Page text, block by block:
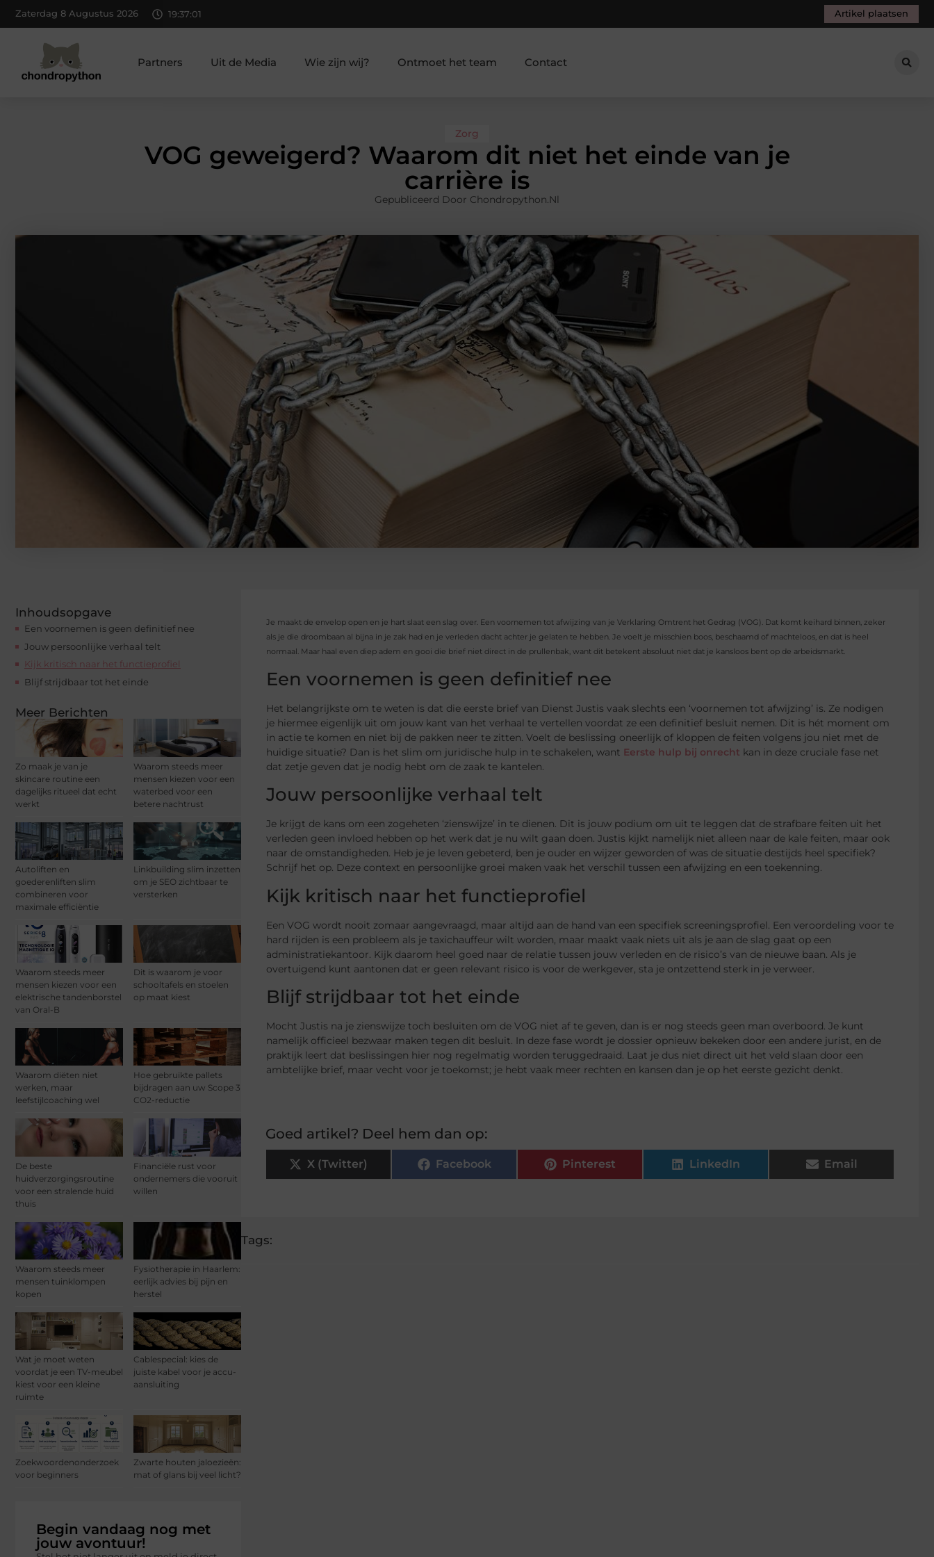
Zaterdag 8 Augustus 2026 19:37:03 Artikel plaatsen
Partners Uit de Media Wie zijn wij? Ontmoet het team Contact
Zorg
VOG geweigerd? Waarom dit niet het einde van je
carrière is
Gepubliceerd Door Chondropython.nl
Inhoudsopgave
Een voornemen is geen definitief nee
Jouw persoonlijke verhaal telt
Kijk kritisch naar het functieprofiel
Blijf strijdbaar tot het einde
Meer Berichten
Zo maak je van je
skincare routine een
dagelijks ritueel dat echt
werkt
Waarom steeds meer
mensen kiezen voor een
waterbed voor een
betere nachtrust
Autoliften en
goederenliften slim
combineren voor
maximale efficiëntie
Linkbuilding slim inzetten
om je SEO zichtbaar te
versterken
Waarom steeds meer
mensen kiezen voor een
elektrische tandenborstel
van Oral-B
Dit is waarom je voor
schooltafels en stoelen
op maat kiest
Waarom diëten niet
werken, maar
leefstijlcoaching wel
Hoe gebruikte pallets
bijdragen aan uw Scope 3
CO2-reductie
De beste
huidverzorgingsroutine
voor een stralende huid
thuis
Financiële rust voor
ondernemers die vooruit
willen
Waarom steeds meer
mensen tuinklompen
kopen
Fysiotherapie in Haarlem:
eerlijk advies bij pijn en
herstel
Wat je moet weten
voordat je een TV-meubel
kiest voor een kleine
ruimte
Cablespecial: kies de
juiste kabel voor je accu-
aansluiting
Zoekwoordenonderzoek
voor beginners
Zwarte houten jaloezieën:
mat of glans bij veel licht?
Begin vandaag nog met
jouw avontuur!
Je maakt de envelop open en je hart slaat een slag over. Een voornemen tot afwijzing van je Verklaring Omtrent het Gedrag (VOG). Dat komt keihard binnen, zeker
als je die droombaan al bijna in je zak had en je verleden dacht achter je gelaten te hebben. Je voelt je misschien boos, beschaamd of machteloos, en dat is heel
normaal. Maar haal even diep adem en gooi die brief niet direct in de prullenbak, want dit betekent absoluut niet dat je kansloos bent op de arbeidsmarkt.
Een voornemen is geen definitief nee
Het belangrijkste om te weten is dat die eerste brief van Dienst Justis vaak slechts een ‘voornemen tot afwijzing’ is. Ze nodigen
je hiermee eigenlijk uit om jouw kant van het verhaal te vertellen voordat ze een definitief besluit nemen. Dit is hét moment om
in actie te komen en niet bij de pakken neer te zitten. Voelt de beslissing oneerlijk of kloppen de feiten volgens jou niet met de
huidige situatie? Dan is het slim om juridische hulp in te schakelen, want Eerste hulp bij onrecht kan in deze cruciale fase net
dat zetje geven dat je nodig hebt om de zaak te kantelen.
Jouw persoonlijke verhaal telt
Je krijgt de kans om een zogeheten ‘zienswijze’ in te dienen. Dit is jouw podium om uit te leggen dat de strafbare feiten uit het
verleden geen invloed hebben op het werk dat je nu wilt gaan doen. Justis kijkt namelijk niet alleen naar de kale feiten, maar ook
naar de omstandigheden. Heb je je leven gebeterd, ben je ouder en wijzer geworden of was de situatie destijds heel specifiek?
Schrijf het op. Deze context en persoonlijke groei maken vaak het verschil tussen een afwijzing en een toekenning.
Kijk kritisch naar het functieprofiel
Een VOG wordt nooit zomaar aangevraagd, maar altijd aan de hand van een specifiek screeningsprofiel. Een veroordeling voor te
hard rijden is een probleem als je taxichauffeur wilt worden, maar maakt vaak niets uit als je aan de slag gaat op een
administratiekantoor. Kijk daarom heel goed naar de relatie tussen jouw verleden en de risico’s van de nieuwe baan. Als je
overtuigend kunt aantonen dat er geen relevant risico is voor de werkgever, sta je ontzettend sterk in je verweer.
Blijf strijdbaar tot het einde
Mocht Justis na je zienswijze toch besluiten om de VOG niet af te geven, dan is er nog steeds geen man overboord. Je kunt
namelijk officieel bezwaar maken tegen dit besluit. In deze fase wordt je dossier opnieuw bekeken door een andere jurist, en de
praktijk leert dat beslissingen hier nog regelmatig worden teruggedraaid. Laat je dus niet direct uit het veld slaan door een
ambtelijke brief, maar vecht voor je toekomst; je hebt vaak meer rechten en kansen dan je op het eerste gezicht denkt.
Goed artikel? Deel hem dan op:
X (Twitter) Facebook Pinterest LinkedIn Email
Tags: